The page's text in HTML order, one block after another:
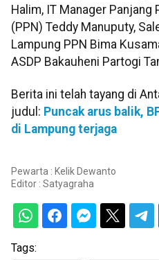
Halim, IT Manager Panjang
(PPN) Teddy Manuputy,
Lampung PPN Bima
ASDP Bakauheni Partogi
Berita ini telah tayang di
judul: Puncak arus balik,
di Lampung terjaga
Pewarta : Kelik Dewanto
Editor : Satyagraha
Tags: